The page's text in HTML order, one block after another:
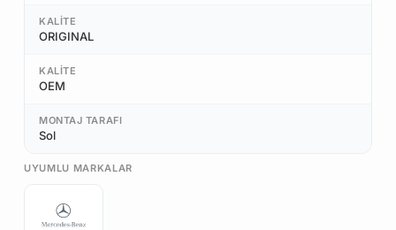
KALITE
ORIGINAL
KALITE
OEM
MONTAJ TARAFI
Sol
UYUMLU MARKALAR